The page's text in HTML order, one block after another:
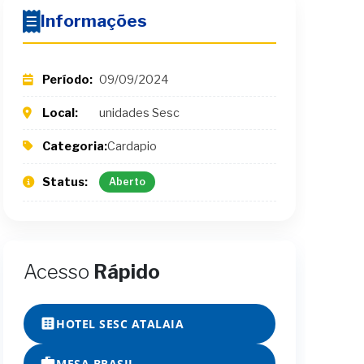
Informações
Período: 09/09/2024
Local: unidades Sesc
Categoria:Cardapio
Status: Aberto
Acesso Rápido
HOTEL SESC ATALAIA